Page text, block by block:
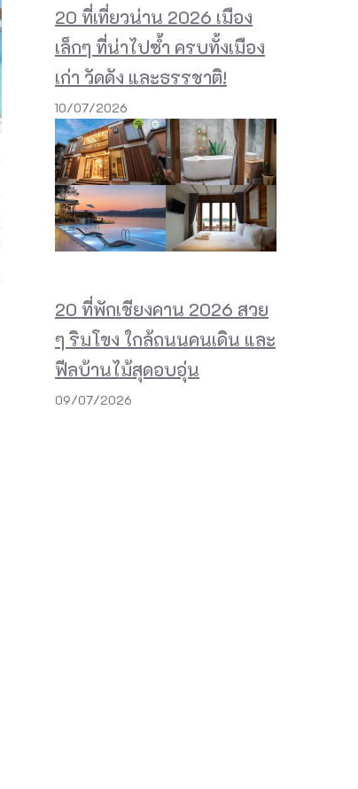
20 ที่เที่ยวน่าน 2026 เมือง
เล็กๆ ที่น่าไปซ้ำ ครบทั้งเมือง
เก่า วัดดัง และธรรชาติ!
10/07/2026
20 ที่พักเชียงคาน 2026 สวย
ๆ ริมโขง ใกล้ถนนคนเดิน และ
ฟีลบ้านไม้สุดอบอุ่น
09/07/2026